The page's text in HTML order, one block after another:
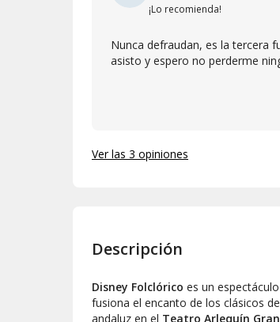
¡Lo recomienda!
Nunca defraudan, es la tercera
asisto y espero no perderme
Ver las 3 opiniones
Descripción
Disney Folclórico es un
fusiona el encanto de los clásicos
andaluz en el Teatro Arlequín